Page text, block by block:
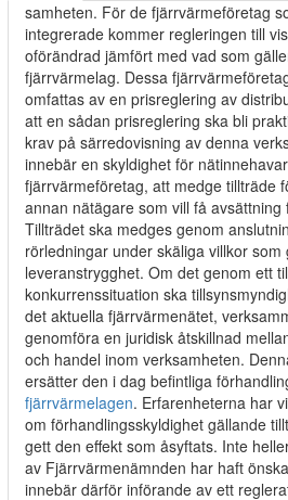
samheten. För de fjärrvärmeföretag
integrerade kommer regleringen till
oförändrad jämfört med vad som
fjärrvärmelag. Dessa
omfattas av en prisreglering av
att en sådan prisreglering ska bli
krav på särredovisning av denna
innebär en skyldighet för
fjärrvärmeföretag, att medge tillträde
annan nätägare som vill få
Tillträdet ska medges genom
rörledningar under skäliga villkor
leveranstrygghet. Om det genom ett
konkurrenssituation ska
det aktuella fjärrvärmenätet,
genomföra en juridisk åtskillnad
och handel inom verksamheten.
ersätter den i dag befintliga
fjärrvärmelagen. Erfarenheterna har
om förhandlingsskyldighet gällande
gett den effekt som åsyftats. Inte
av Fjärrvärmenämnden har haft
innebär därför införande av ett